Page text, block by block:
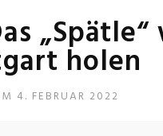
holen
4. FEBRUAR 2022